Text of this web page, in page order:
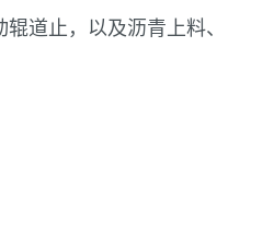
道止，以及沥青上料、